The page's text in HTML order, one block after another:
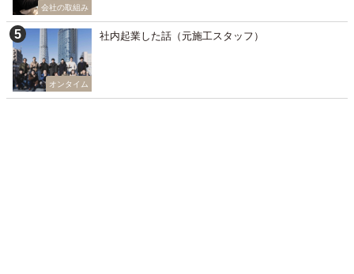
会社の取組み
オンタイム
社内起業した話（元施工スタッフ）